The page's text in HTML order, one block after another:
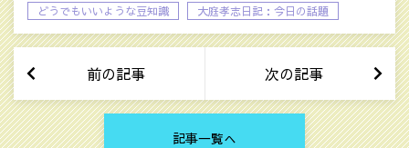
どうでもいいような豆知識 大庭孝志日記：今日の話題
前の記事 次の記事
記事一覧へ